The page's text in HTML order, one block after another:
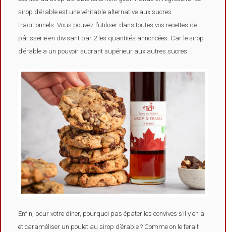
sirop d’érable est une véritable alternative aux sucres
traditionnels. Vous pouvez l’utiliser dans toutes vos recettes de
pâtisserie en divisant par 2 les quantités annoncées. Car le sirop
d’érable a un pouvoir sucrant supérieur aux autres sucres.
Enfin, pour votre diner, pourquoi pas épater les convives s’il y en a
et caraméliser un poulet au sirop d’érable ? Comme on le ferait